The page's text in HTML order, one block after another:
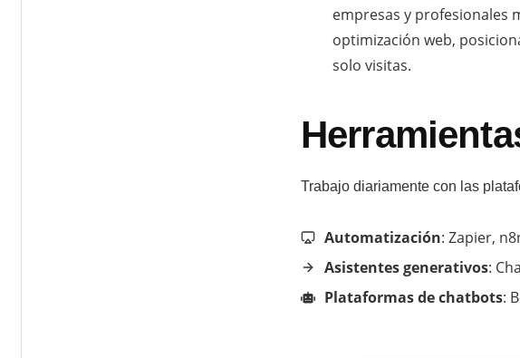
empresas y profesionales
optimización web,
solo visitas.
Trabajo diariamente con las
Automatización: Zapier,
Asistentes generativos:
Plataformas de chatbots: